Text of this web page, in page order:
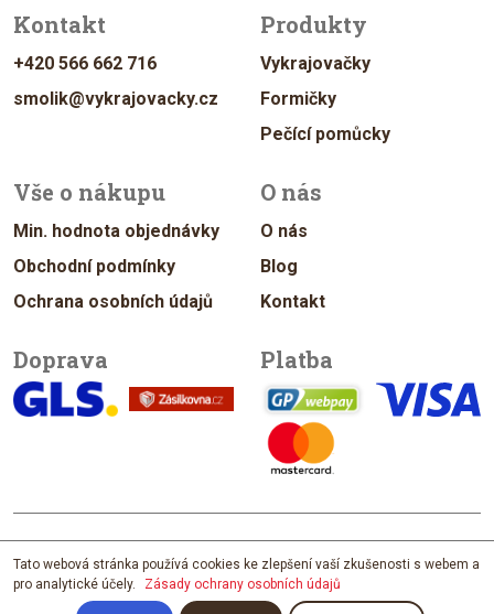
Kontakt
+420 566 662 716
smolik@vykrajovacky.cz
Produkty
Vykrajovačky
Formičky
Pečící pomůcky
Vše o nákupu
Min. hodnota objednávky
Obchodní podmínky
Ochrana osobních údajů
O nás
O nás
Blog
Kontakt
Doprava Platba
© 2026 vykrajovacky.cz
Design & Management Jan Vítek; developed byDavid Maixner
Štěpánka Ištvánková; photo byFilip Zvěřina
Tato webová stránka používá cookies ke zlepšení vaší zkušenosti s webem a
pro analytické účely.
Zásady ochrany osobních údajů